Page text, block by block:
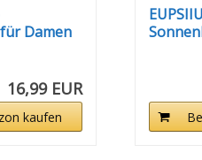
Damen
16,99 EUR
kaufen